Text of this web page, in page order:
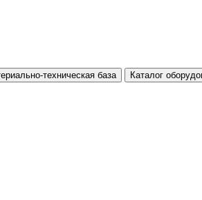
техническая база Каталог